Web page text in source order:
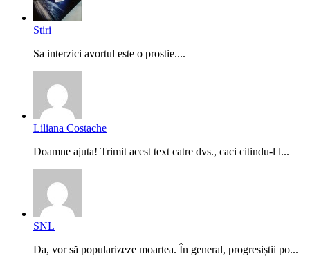
Stiri
Sa interzici avortul este o prostie....
Liliana Costache
Doamne ajuta! Trimit acest text catre dvs., caci citindu-l l...
SNL
Da, vor să popularizeze moartea. În general, progresiștii po...